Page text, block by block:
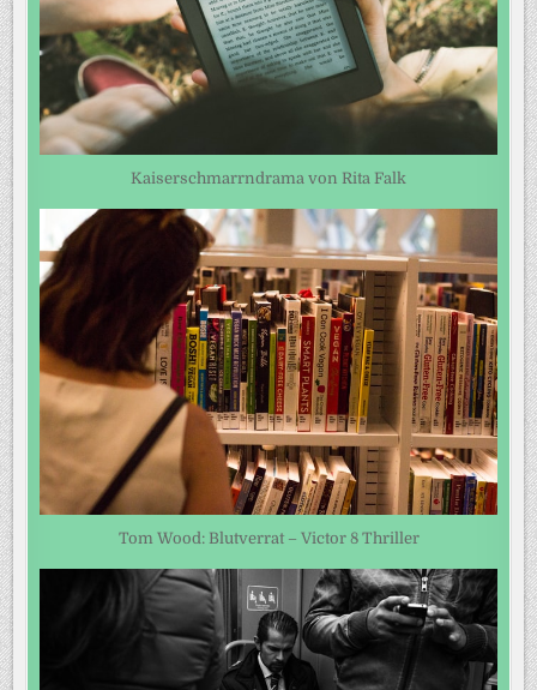
Kaiserschmarrndrama von Rita Falk
Tom Wood: Blutverrat – Victor 8 Thriller